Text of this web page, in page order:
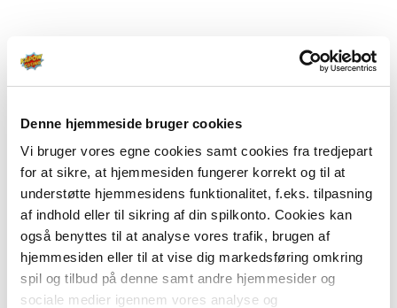
Denne hjemmeside bruger cookies
Vi bruger vores egne cookies samt cookies fra tredjepart
for at sikre, at hjemmesiden fungerer korrekt og til at
understøtte hjemmesidens funktionalitet, f.eks. tilpasning
af indhold eller til sikring af din spilkonto. Cookies kan
også benyttes til at analyse vores trafik, brugen af
hjemmesiden eller til at vise dig markedsføring omkring
spil og tilbud på denne samt andre hjemmesider og
sociale medier igennem vores analyse og